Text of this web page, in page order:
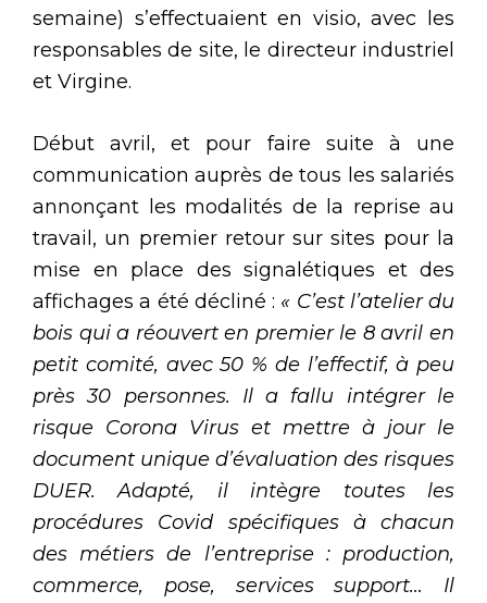
semaine) s’effectuaient en visio, avec les
responsables de site, le directeur industriel
et Virgine.
Début avril, et pour faire suite à une
communication auprès de tous les salariés
annonçant les modalités de la reprise au
travail, un premier retour sur sites pour la
mise en place des signalétiques et des
affichages a été décliné : « C’est l’atelier du
bois qui a réouvert en premier le 8 avril en
petit comité, avec 50 % de l’effectif, à peu
près 30 personnes. Il a fallu intégrer le
risque Corona Virus et mettre à jour le
document unique d’évaluation des risques
DUER. Adapté, il intègre toutes les
procédures Covid spécifiques à chacun
des métiers de l’entreprise : production,
commerce, pose, services support… Il